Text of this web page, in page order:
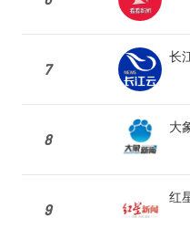
7
长
8
大
9
红